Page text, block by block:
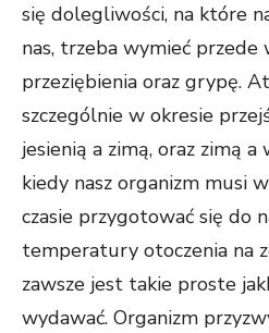
się dolegliwości, na które
nas, trzeba wymieć przede
przeziębienia oraz grypę.
szczególnie w okresie
jesienią a zimą, oraz zimą a
kiedy nasz organizm musi
czasie przygotować się do
temperatury otoczenia na
zawsze jest takie proste
wydawać. Organizm